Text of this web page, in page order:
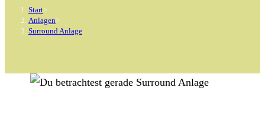
Start>
Anlagen>
Surround Anlage